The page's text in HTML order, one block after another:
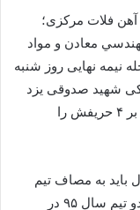
فلات مرکزی؛
معادن و مواد
نیمه نهایی روز شنبه
شهید صدوقی یزد
رفت و در یک بازی حساس و نزدیک با نتیجه ۵ بر ۴ حریفش را
باید به مصاف تیم
فولاد آلیاژی یزد برود. این در حالی است این دو تیم سال ۹۵ در